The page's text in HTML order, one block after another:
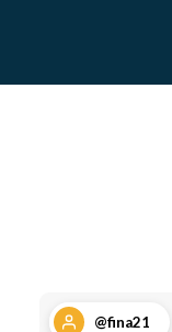
@fina21